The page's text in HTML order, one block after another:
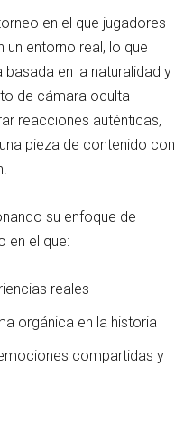
en el que jugadores
entorno real, lo que
en la naturalidad y
de cámara oculta
reacciones auténticas,
pieza de contenido con
su enfoque de
en el que:
reales
orgánica en la historia
compartidas y